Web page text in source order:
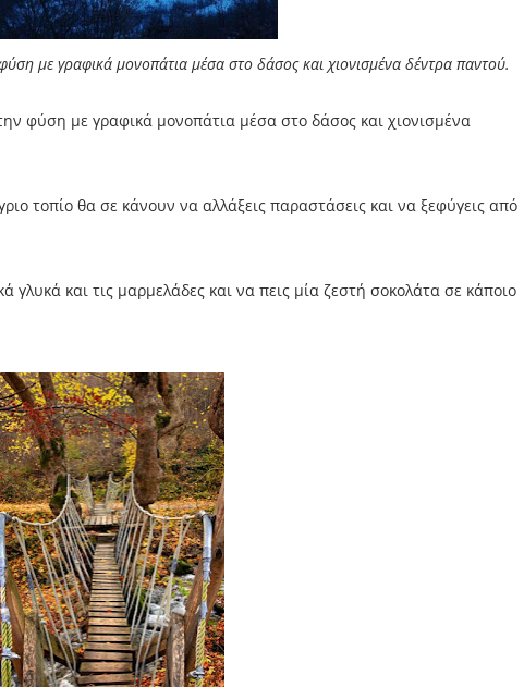
με γραφικά μονοπάτια μέσα στο δάσος και χιονισμένα δέντρα παντού.
φύση με γραφικά μονοπάτια μέσα στο δάσος και χιονισμένα
τοπίο θα σε κάνουν να αλλάξεις παραστάσεις και να ξεφύγεις από
γλυκά και τις μαρμελάδες και να πεις μία ζεστή σοκολάτα σε κάποιο